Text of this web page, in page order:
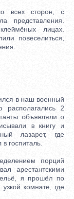
всех сторон, с
представления.
лицах.
повеселиться,
в наш военный
располагались 2
объявляли о
в книгу и
лазарет, где
госпиталь.
порций
арестантскими
я прошёл по
комнате, где